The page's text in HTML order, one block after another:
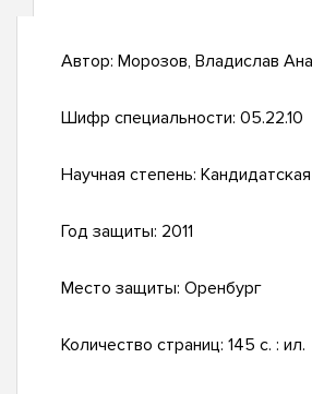
Автор: Морозов, Владислав
Шифр специальности: 05.22.10
Научная степень: Кандидатская
Год защиты: 2011
Место защиты: Оренбург
Количество страниц: 145 с. : ил.